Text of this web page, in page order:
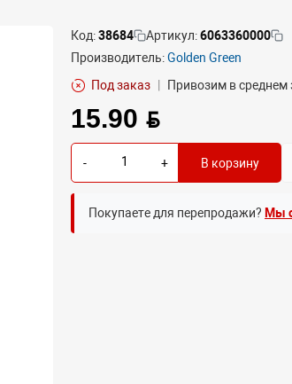
Код:38684 Артикул:6063360000
Производитель:Golden Green
Под заказ
Привозим в среднем
15.90 BYN
- + В корзину
Покупаете для перепродажи? Мы